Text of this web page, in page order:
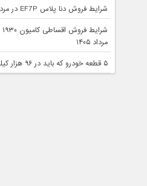
شرایط فروش دنا پلاس EF7P در مرداد 1405 اعلام شد
مرداد ۱۴۰۵
۵ قطعه خودرو که باید در ۹۶ هزار کیلومتر عوض کنید